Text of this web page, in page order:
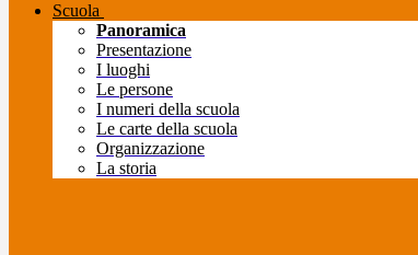
Scuola
Panoramica
Presentazione
I luoghi
Le persone
I numeri della scuola
Le carte della scuola
Organizzazione
La storia